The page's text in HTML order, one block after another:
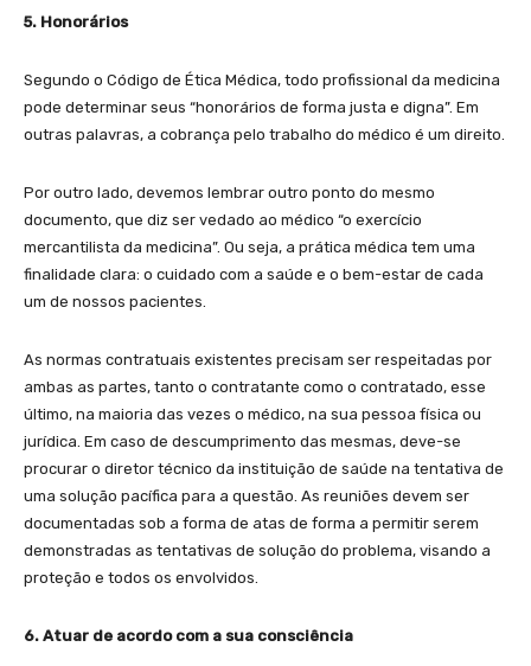
5. Honorários
Segundo o Código de Ética Médica, todo profissional da medicina
pode determinar seus “honorários de forma justa e digna”. Em
outras palavras, a cobrança pelo trabalho do médico é um direito.
Por outro lado, devemos lembrar outro ponto do mesmo
documento, que diz ser vedado ao médico “o exercício
mercantilista da medicina”. Ou seja, a prática médica tem uma
finalidade clara: o cuidado com a saúde e o bem-estar de cada
um de nossos pacientes.
As normas contratuais existentes precisam ser respeitadas por
ambas as partes, tanto o contratante como o contratado, esse
último, na maioria das vezes o médico, na sua pessoa física ou
jurídica. Em caso de descumprimento das mesmas, deve-se
procurar o diretor técnico da instituição de saúde na tentativa de
uma solução pacífica para a questão. As reuniões devem ser
documentadas sob a forma de atas de forma a permitir serem
demonstradas as tentativas de solução do problema, visando a
proteção e todos os envolvidos.
6. Atuar de acordo com a sua consciência